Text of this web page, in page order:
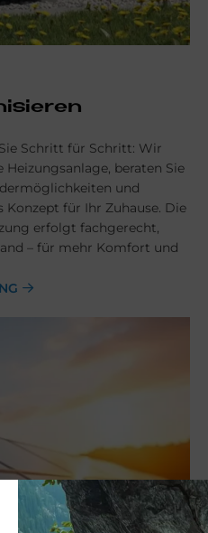
Schritt für Schritt: Wir
Heizungsanlage, beraten Sie
und
Konzept für Ihr Zuhause. Die
erfolgt fachgerecht,
– für mehr Komfort und